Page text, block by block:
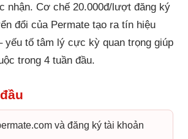
nhận. Cơ chế 20.000đ/lượt đăng ký
đổi của Permate tạo ra tín hiệu
yếu tố tâm lý cực kỳ quan trọng giúp
trong 4 tuần đầu.
và đăng ký tài khoản